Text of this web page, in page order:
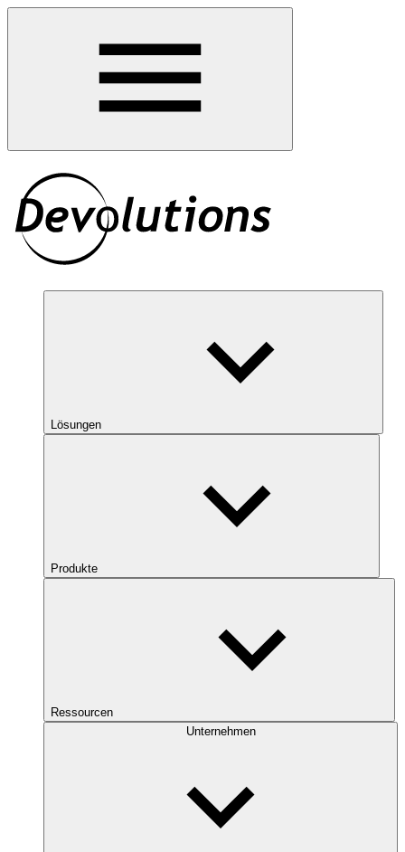
Lösungen
Produkte
Ressourcen
Unternehmen